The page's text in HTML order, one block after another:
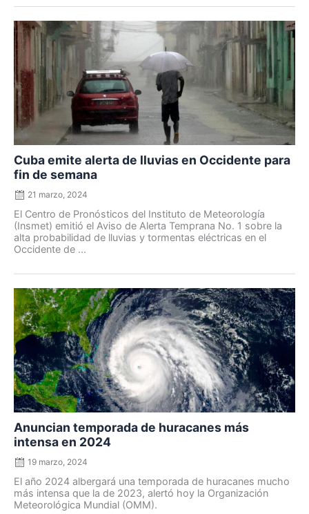
Cuba emite alerta de lluvias en Occidente para
fin de semana
Posted
on
21 marzo, 2024
El Centro de Pronósticos del Instituto de Meteorología
(Insmet) emitió el Aviso de Alerta Temprana No. 1 sobre la
alta probabilidad de lluvias y tormentas eléctricas en el
Occidente de ...
Anuncian temporada de huracanes más
intensa en 2024
Posted
on
19 marzo, 2024
El año 2024 albergará una temporada de huracanes mucho
más intensa que la de 2023, alertó hoy la Organización
Meteorológica Mundial (OMM).